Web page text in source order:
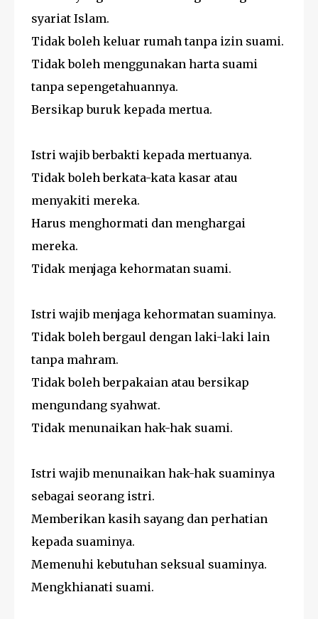
syariat Islam.
Tidak boleh keluar rumah tanpa izin suami.
Tidak boleh menggunakan harta suami
tanpa sepengetahuannya.
Bersikap buruk kepada mertua.
Istri wajib berbakti kepada mertuanya.
Tidak boleh berkata-kata kasar atau
menyakiti mereka.
Harus menghormati dan menghargai
mereka.
Tidak menjaga kehormatan suami.
Istri wajib menjaga kehormatan suaminya.
Tidak boleh bergaul dengan laki-laki lain
tanpa mahram.
Tidak boleh berpakaian atau bersikap
mengundang syahwat.
Tidak menunaikan hak-hak suami.
Istri wajib menunaikan hak-hak suaminya
sebagai seorang istri.
Memberikan kasih sayang dan perhatian
kepada suaminya.
Memenuhi kebutuhan seksual suaminya.
Mengkhianati suami.